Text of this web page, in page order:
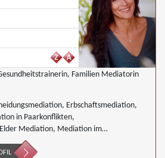
Familien Mediatorin
Erbschaftsmediation,
in Paarkonflikten,
Mediation, Mediation im
im Bereich Integration und Inklusion,
Interkulturelle Mediation, Mediation bei